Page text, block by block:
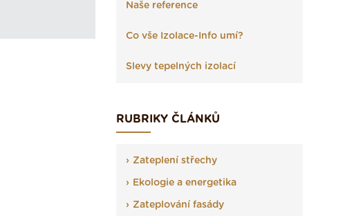
Naše reference
Co vše Izolace-Info umí?
Slevy tepelných izolací
RUBRIKY ČLÁNKŮ
Zateplení střechy
Ekologie a energetika
Zateplování fasády